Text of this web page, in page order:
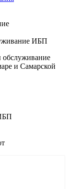
ИБП
обслуживание
и Самарской